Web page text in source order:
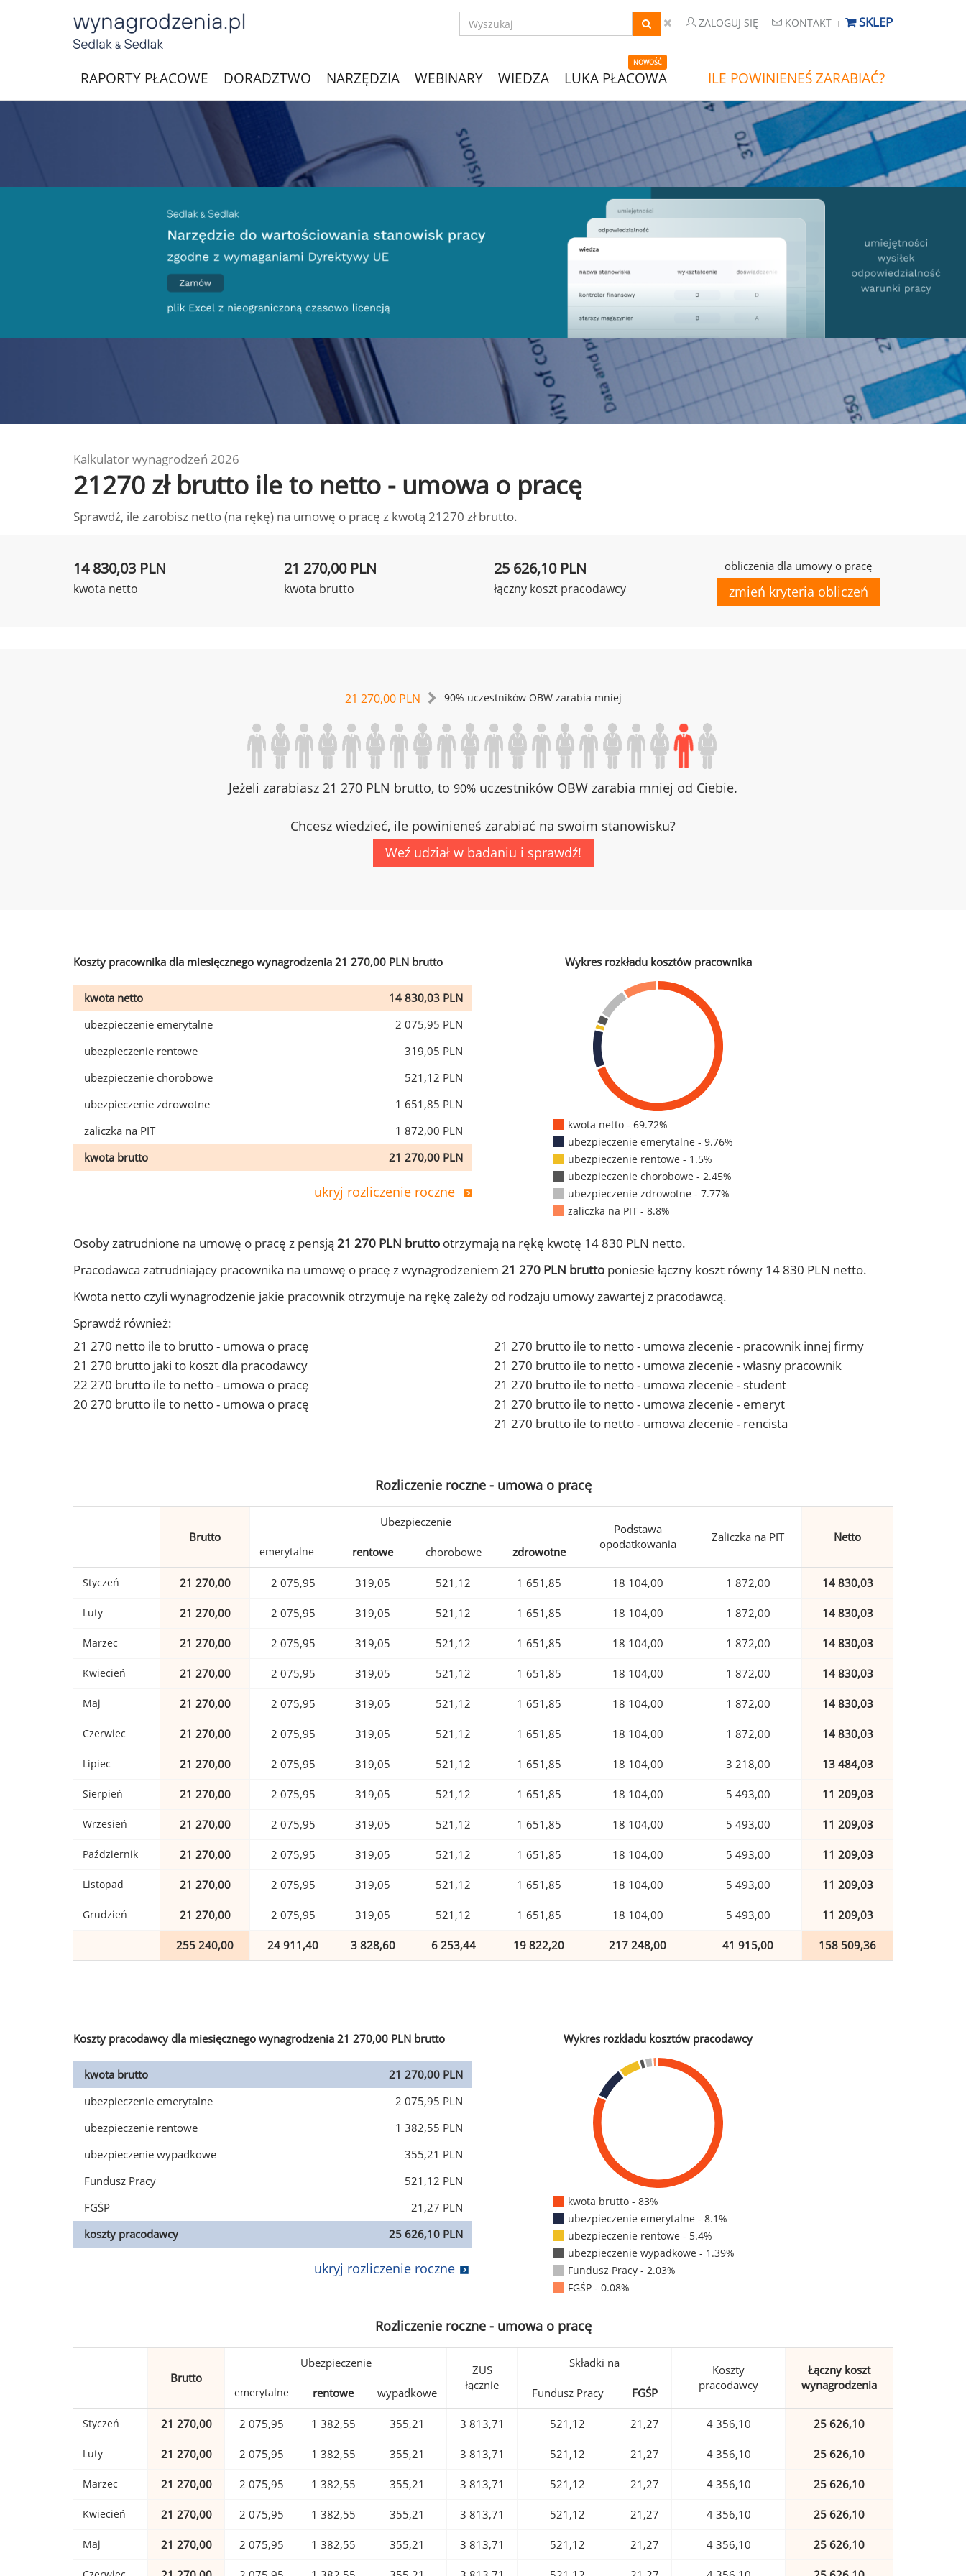
ZALOGUJ SIĘ KONTAKT SKLEP
RAPORTY PŁACOWE DORADZTWO NARZĘDZIA WEBINARY WIEDZA
NOWOŚĆ
LUKA PŁACOWA ILE POWINIENEŚ ZARABIAĆ?
Kalkulator wynagrodzeń 2026
21270 zł brutto ile to netto - umowa o pracę
Sprawdź, ile zarobisz netto (na rękę) na umowę o pracę z kwotą 21270 zł brutto.
14 830,03 PLN
kwota netto
21 270,00 PLN
kwota brutto
25 626,10 PLN
łączny koszt pracodawcy
obliczenia dla umowy o pracę
zmień kryteria obliczeń
21 270,00 PLN 90% uczestników OBW zarabia mniej
Jeżeli zarabiasz 21 270 PLN brutto, to 90% uczestników OBW zarabia mniej od Ciebie.
Chcesz wiedzieć, ile powinieneś zarabiać na swoim stanowisku?
Weź udział w badaniu i sprawdź!
Koszty pracownika dla miesięcznego wynagrodzenia 21 270,00 PLN brutto
kwota netto
14 830,03 PLN
ubezpieczenie emerytalne
2 075,95 PLN
ubezpieczenie rentowe
319,05 PLN
ubezpieczenie chorobowe
521,12 PLN
ubezpieczenie zdrowotne
1 651,85 PLN
zaliczka na PIT
1 872,00 PLN
kwota brutto
21 270,00 PLN
ukryj rozliczenie roczne
Wykres rozkładu kosztów pracownika
kwota netto - 69.72%
ubezpieczenie emerytalne - 9.76%
ubezpieczenie rentowe - 1.5%
ubezpieczenie chorobowe - 2.45%
ubezpieczenie zdrowotne - 7.77%
zaliczka na PIT - 8.8%
Osoby zatrudnione na umowę o pracę z pensją 21 270 PLN brutto otrzymają na rękę kwotę 14 830 PLN netto.
Pracodawca zatrudniający pracownika na umowę o pracę z wynagrodzeniem 21 270 PLN brutto poniesie łączny koszt równy 14 830 PLN netto.
Kwota netto czyli wynagrodzenie jakie pracownik otrzymuje na rękę zależy od rodzaju umowy zawartej z pracodawcą.
Sprawdź również:
21 270 netto ile to brutto - umowa o pracę
21 270 brutto jaki to koszt dla pracodawcy
22 270 brutto ile to netto - umowa o pracę
20 270 brutto ile to netto - umowa o pracę
21 270 brutto ile to netto - umowa zlecenie - pracownik innej firmy
21 270 brutto ile to netto - umowa zlecenie - własny pracownik
21 270 brutto ile to netto - umowa zlecenie - student
21 270 brutto ile to netto - umowa zlecenie - emeryt
21 270 brutto ile to netto - umowa zlecenie - rencista
Rozliczenie roczne - umowa o pracę
Brutto
Ubezpieczenie
Podstawa
opodatkowania
Zaliczka na PIT Netto
emerytalne rentowe chorobowe zdrowotne
Styczeń 21 270,00 2 075,95 319,05 521,12 1 651,85 18 104,00 1 872,00 14 830,03
Luty 21 270,00 2 075,95 319,05 521,12 1 651,85 18 104,00 1 872,00 14 830,03
Marzec 21 270,00 2 075,95 319,05 521,12 1 651,85 18 104,00 1 872,00 14 830,03
Kwiecień 21 270,00 2 075,95 319,05 521,12 1 651,85 18 104,00 1 872,00 14 830,03
Maj 21 270,00 2 075,95 319,05 521,12 1 651,85 18 104,00 1 872,00 14 830,03
Czerwiec 21 270,00 2 075,95 319,05 521,12 1 651,85 18 104,00 1 872,00 14 830,03
Lipiec 21 270,00 2 075,95 319,05 521,12 1 651,85 18 104,00 3 218,00 13 484,03
Sierpień 21 270,00 2 075,95 319,05 521,12 1 651,85 18 104,00 5 493,00 11 209,03
Wrzesień 21 270,00 2 075,95 319,05 521,12 1 651,85 18 104,00 5 493,00 11 209,03
Październik 21 270,00 2 075,95 319,05 521,12 1 651,85 18 104,00 5 493,00 11 209,03
Listopad 21 270,00 2 075,95 319,05 521,12 1 651,85 18 104,00 5 493,00 11 209,03
Grudzień 21 270,00 2 075,95 319,05 521,12 1 651,85 18 104,00 5 493,00 11 209,03
255 240,00 24 911,40 3 828,60 6 253,44 19 822,20 217 248,00 41 915,00 158 509,36
Koszty pracodawcy dla miesięcznego wynagrodzenia 21 270,00 PLN brutto
kwota brutto
21 270,00 PLN
ubezpieczenie emerytalne
2 075,95 PLN
ubezpieczenie rentowe
1 382,55 PLN
ubezpieczenie wypadkowe
355,21 PLN
Fundusz Pracy
521,12 PLN
FGŚP
21,27 PLN
koszty pracodawcy
25 626,10 PLN
ukryj rozliczenie roczne
Wykres rozkładu kosztów pracodawcy
kwota brutto - 83%
ubezpieczenie emerytalne - 8.1%
ubezpieczenie rentowe - 5.4%
ubezpieczenie wypadkowe - 1.39%
Fundusz Pracy - 2.03%
FGŚP - 0.08%
Rozliczenie roczne - umowa o pracę
Brutto
Ubezpieczenie
ZUS
łącznie
Składki na
Koszty
pracodawcy
Łączny koszt
wynagrodzenia
emerytalne rentowe wypadkowe Fundusz Pracy FGŚP
Styczeń 21 270,00 2 075,95 1 382,55 355,21 3 813,71 521,12 21,27 4 356,10 25 626,10
Luty 21 270,00 2 075,95 1 382,55 355,21 3 813,71 521,12 21,27 4 356,10 25 626,10
Marzec 21 270,00 2 075,95 1 382,55 355,21 3 813,71 521,12 21,27 4 356,10 25 626,10
Kwiecień 21 270,00 2 075,95 1 382,55 355,21 3 813,71 521,12 21,27 4 356,10 25 626,10
Maj 21 270,00 2 075,95 1 382,55 355,21 3 813,71 521,12 21,27 4 356,10 25 626,10